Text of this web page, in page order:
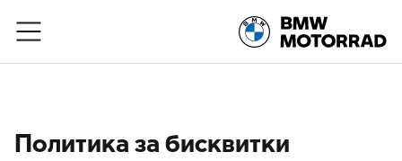
Към основното съдържание
Политика за бисквитки